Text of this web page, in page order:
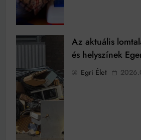
Az aktuális
és helyszínek
Egri Élet